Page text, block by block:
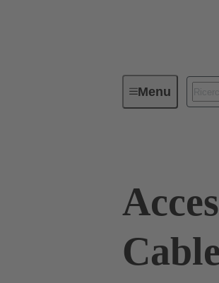
MenuConnettori